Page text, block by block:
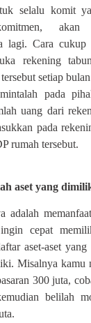
selalu komit
lagi. Cara cukup
rekening
setiap
pada
uang dari
pada
rumah tersebut.
aset yang
adalah
cepat
aset-aset
Misalnya kamu
300 juta,
belilah